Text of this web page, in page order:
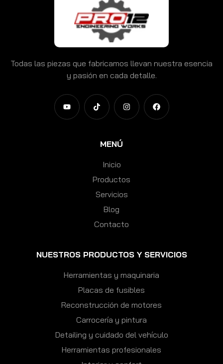
Todas las piezas que fabricamos llevan nuestra esencia
y pasión en cada detalle.
MENÚ
Inicio
Productos
Servicios
Blog
Contacto
NUESTROS PRODUCTOS Y SERVICIOS
Herramientas y maquinaria
Placas de fusibles
Reconstrucción de motores
Carrocería y pintura
Detailing y cuidado del vehículo
Herramientas profesionales